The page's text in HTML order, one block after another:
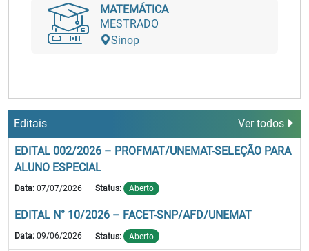
MATEMÁTICA
MESTRADO
Sinop
Editais Ver todos
EDITAL 002/2026 – PROFMAT/UNEMAT-SELEÇÃO PARA
ALUNO ESPECIAL
Data: 07/07/2026 Status: Aberto
EDITAL N° 10/2026 – FACET-SNP/AFD/UNEMAT
Data: 09/06/2026 Status: Aberto